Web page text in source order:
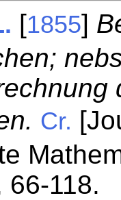
[1855]
Cr.
66-118.